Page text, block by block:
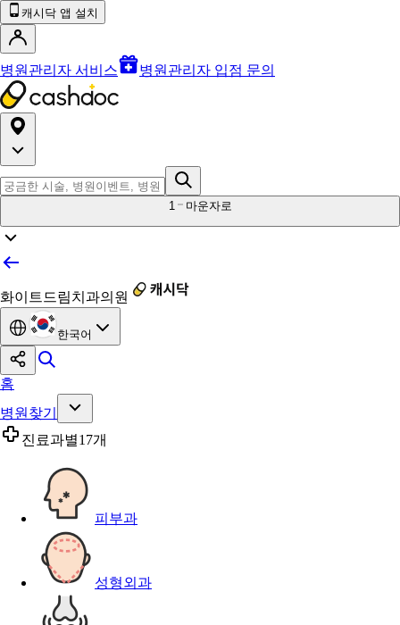
캐시닥 앱 설치
병원관리자 서비스 병원관리자 입점 문의
1 마운자로
화이트드림치과의원
한국어
홈
병원찾기
진료과별17개
피부과
성형외과